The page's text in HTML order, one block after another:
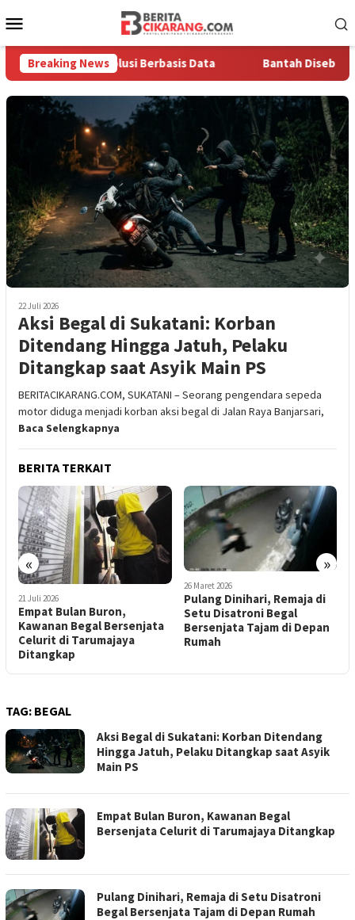
ke
Mobile
Breaking News
Solusi Berbasis Data Bantah Disebut Arogan,
22 Juli 2026
Aksi Begal di Sukatani: Korban
Ditendang Hingga Jatuh, Pelaku
Ditangkap saat Asyik Main PS
BERITACIKARANG.COM, SUKATANI – Seorang pengendara sepeda
motor diduga menjadi korban aksi begal di Jalan Raya Banjarsari,
Baca Selengkapnya
BERITA TERKAIT
« »
26 Maret 2026
Pulang Dinihari, Remaja di
Setu Disatroni Begal
Bersenjata Tajam di Depan
Rumah
16 Januari 2026
2 Begal di Mutiara Gading
City Babelan Diciduk Polisi,
3 Buron
TAG: BEGAL
Aksi Begal di Sukatani: Korban Ditendang
Hingga Jatuh, Pelaku Ditangkap saat Asyik
Main PS
Empat Bulan Buron, Kawanan Begal
Bersenjata Celurit di Tarumajaya Ditangkap
Pulang Dinihari, Remaja di Setu Disatroni
Begal Bersenjata Tajam di Depan Rumah